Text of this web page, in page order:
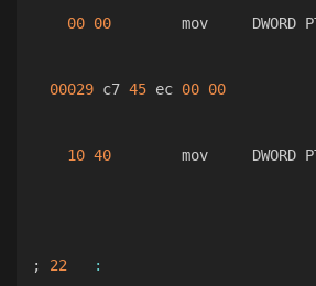
00 00
mov     DWORD
00029 c7 45 ec 00 00
10 40
mov     DWORD
; 22 :